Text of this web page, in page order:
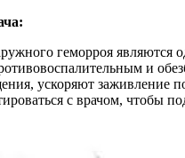
геморроя являются
и
ускоряют заживление
с врачом, чтобы